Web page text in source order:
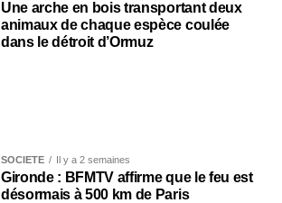
Une arche en bois transportant deux
animaux de chaque espèce coulée
dans le détroit d’Ormuz
SOCIÉTÉ Il y a 2 semaines
Gironde : BFMTV affirme que le feu est
désormais à 500 km de Paris